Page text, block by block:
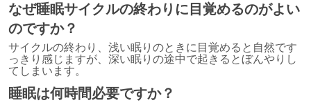
なぜ睡眠サイクルの終わりに目覚めるのがよい
のですか？
サイクルの終わり、浅い眠りのときに目覚めると自然です
っきり感じますが、深い眠りの途中で起きるとぼんやりし
てしまいます。
睡眠は何時間必要ですか？